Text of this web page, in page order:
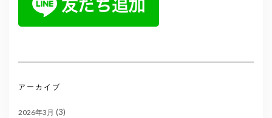
アーカイブ
2026年3月 (3)